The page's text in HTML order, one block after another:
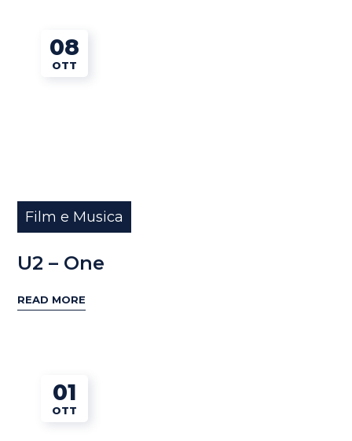
08
OTT
Film e Musica
U2 – One
READ MORE
01
OTT